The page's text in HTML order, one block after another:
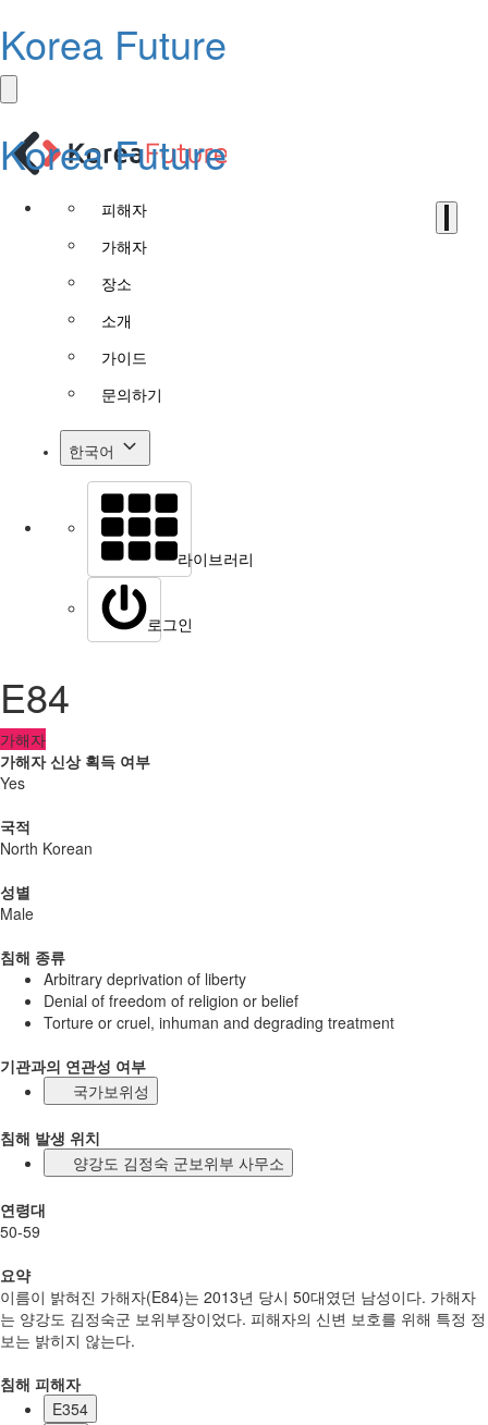
Korea Future
Korea Future
피해자
가해자
장소
소개
가이드
문의하기
한국어
라이브러리
로그인
E84
가해자
가해자 신상 획득 여부
Yes
국적
North Korean
성별
Male
침해 종류
Arbitrary deprivation of liberty
Denial of freedom of religion or belief
Torture or cruel, inhuman and degrading treatment
기관과의 연관성 여부
국가보위성
침해 발생 위치
양강도 김정숙 군보위부 사무소
연령대
50-59
요약
이름이 밝혀진 가해자(E84)는 2013년 당시 50대였던 남성이다. 가해자
는 양강도 김정숙군 보위부장이었다. 피해자의 신변 보호를 위해 특정 정
보는 밝히지 않는다.
침해 피해자
E354